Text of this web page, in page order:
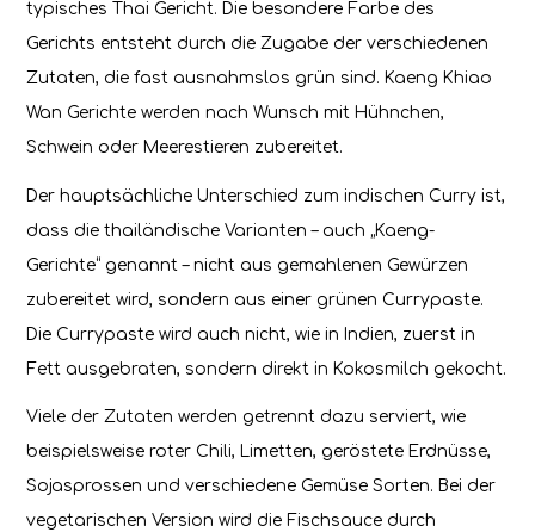
typisches Thai Gericht. Die besondere Farbe des
Gerichts entsteht durch die Zugabe der verschiedenen
Zutaten, die fast ausnahmslos grün sind. Kaeng Khiao
Wan Gerichte werden nach Wunsch mit Hühnchen,
Schwein oder Meerestieren zubereitet.
Der hauptsächliche Unterschied zum indischen Curry ist,
dass die thailändische Varianten – auch „Kaeng-
Gerichte“ genannt – nicht aus gemahlenen Gewürzen
zubereitet wird, sondern aus einer grünen Currypaste.
Die Currypaste wird auch nicht, wie in Indien, zuerst in
Fett ausgebraten, sondern direkt in Kokosmilch gekocht.
Viele der Zutaten werden getrennt dazu serviert, wie
beispielsweise roter Chili, Limetten, geröstete Erdnüsse,
Sojasprossen und verschiedene Gemüse Sorten. Bei der
vegetarischen Version wird die Fischsauce durch